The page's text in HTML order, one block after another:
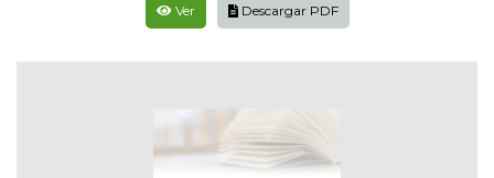
Ver Descargar PDF